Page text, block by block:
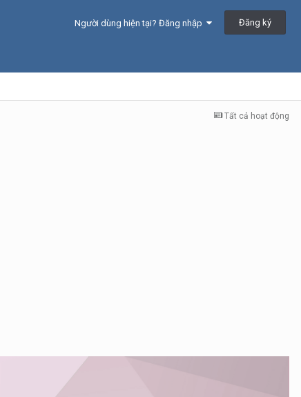
Người dùng hiện tại? Đăng nhập Đăng ký
Tất cả hoạt động